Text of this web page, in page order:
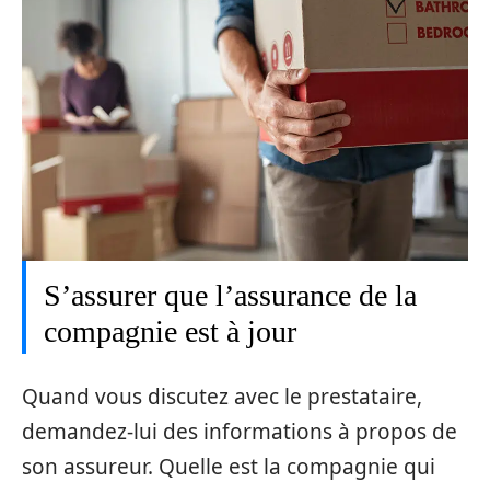
S’assurer que l’assurance de la
compagnie est à jour
Quand vous discutez avec le prestataire,
demandez-lui des informations à propos de
son assureur. Quelle est la compagnie qui